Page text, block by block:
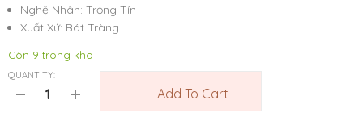
Nghệ Nhân: Trọng Tín
Xuất Xứ: Bát Tràng
Còn 9 trong kho
QUANTITY:
Add To Cart